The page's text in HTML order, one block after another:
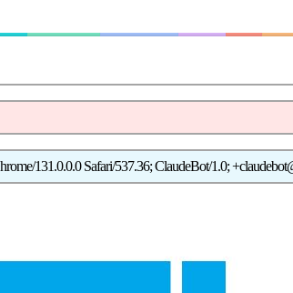
131.0.0.0 Safari/537.36; ClaudeBot/1.0;